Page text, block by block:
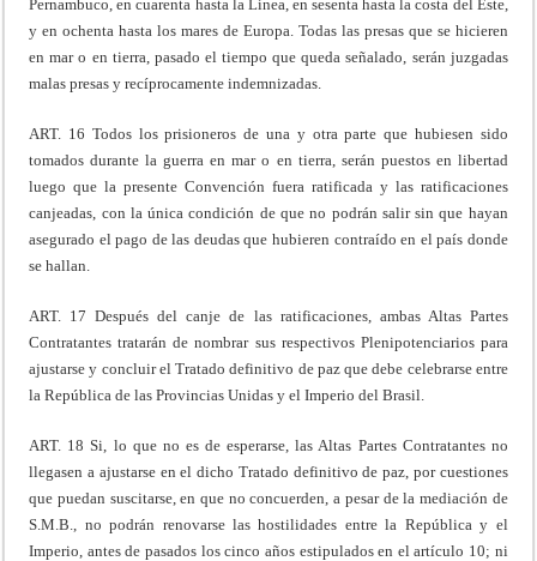
Pernambuco, en cuarenta hasta la Línea, en sesenta hasta la costa del Este,
y en ochenta hasta los mares de Europa. Todas las presas que se hicieren
en mar o en tierra, pasado el tiempo que queda señalado, serán juzgadas
malas presas y recíprocamente indemnizadas.
ART. 16 Todos los prisioneros de una y otra parte que hubiesen sido
tomados durante la guerra en mar o en tierra, serán puestos en libertad
luego que la presente Convención fuera ratificada y las ratificaciones
canjeadas, con la única condición de que no podrán salir sin que hayan
asegurado el pago de las deudas que hubieren contraído en el país donde
se hallan.
ART. 17 Después del canje de las ratificaciones, ambas Altas Partes
Contratantes tratarán de nombrar sus respectivos Plenipotenciarios para
ajustarse y concluir el Tratado definitivo de paz que debe celebrarse entre
la República de las Provincias Unidas y el Imperio del Brasil.
ART. 18 Si, lo que no es de esperarse, las Altas Partes Contratantes no
llegasen a ajustarse en el dicho Tratado definitivo de paz, por cuestiones
que puedan suscitarse, en que no concuerden, a pesar de la mediación de
S.M.B., no podrán renovarse las hostilidades entre la República y el
Imperio, antes de pasados los cinco años estipulados en el artículo 10; ni